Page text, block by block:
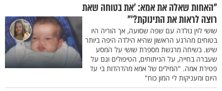
"האחות שאלה את אמא: ’את בטוחה שאת
רוצה לראות את התינוקת?’"
שושי לוין נולדה עם שפה שסועה, אך הוריה היו
בטוחים מהרגע הראשון שהיא הילדה היפה ביותר
שיש. בשיחה מרגשת מספרת שושי על המסע
שעברה בחייה, על הניתוחים, הטיפולים וגם על
פטירת אמה. "המילים של אמא מהדהדות בי עד
היום ומעניקות לי המון כוח"